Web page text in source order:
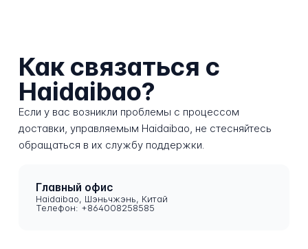
Как связаться с
Haidaibao?
Если у вас возникли проблемы с процессом
доставки, управляемым Haidaibao, не стесняйтесь
обращаться в их службу поддержки.
Главный офис
Haidaibao, Шэньчжэнь, Китай
Телефон: +864008258585